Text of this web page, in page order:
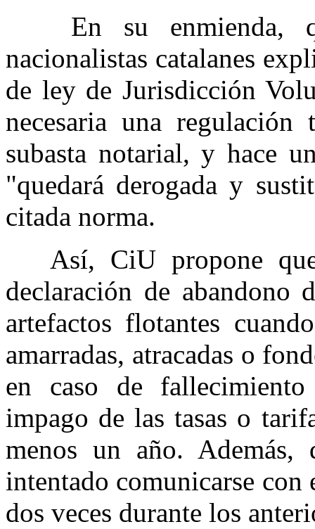
En su enmienda,
nacionalistas catalanes
de ley de Jurisdicción
necesaria una
subasta notarial, y hace
"quedará derogada y
citada norma.
Así, CiU propone que
declaración de abandono
artefactos flotantes
amarradas, atracadas o
en caso de
impago de las tasas o
menos un año. Además,
intentado comunicarse
dos veces durante los